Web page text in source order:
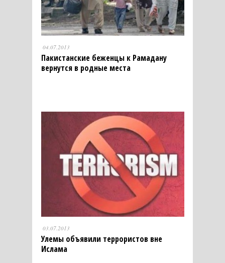
04.07.2013
Пакистанские беженцы к Рамадану
вернутся в родные места
03.07.2013
Улемы объявили террористов вне
Ислама